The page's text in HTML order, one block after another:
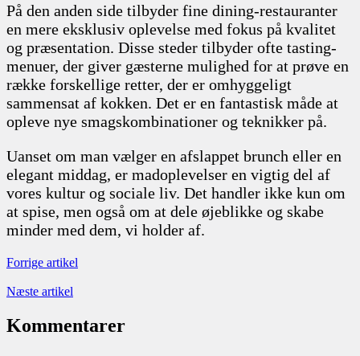
På den anden side tilbyder fine dining-restauranter
en mere eksklusiv oplevelse med fokus på kvalitet
og præsentation. Disse steder tilbyder ofte tasting-
menuer, der giver gæsterne mulighed for at prøve en
række forskellige retter, der er omhyggeligt
sammensat af kokken. Det er en fantastisk måde at
opleve nye smagskombinationer og teknikker på.
Uanset om man vælger en afslappet brunch eller en
elegant middag, er madoplevelser en vigtig del af
vores kultur og sociale liv. Det handler ikke kun om
at spise, men også om at dele øjeblikke og skabe
minder med dem, vi holder af.
Forrige artikel
Næste artikel
Kommentarer